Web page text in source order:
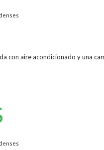
con aire acondicionado y una